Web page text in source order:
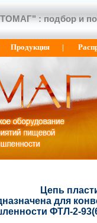
: подбор и
Продукция |
Цепь
для
ФТЛ-2-